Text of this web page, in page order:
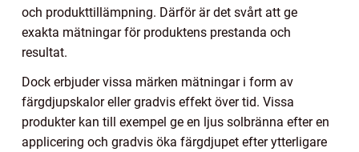
och produkttillämpning. Därför är det svårt att ge
exakta mätningar för produktens prestanda och
resultat.
Dock erbjuder vissa märken mätningar i form av
färgdjupskalor eller gradvis effekt över tid. Vissa
produkter kan till exempel ge en ljus solbränna efter en
applicering och gradvis öka färgdjupet efter ytterligare